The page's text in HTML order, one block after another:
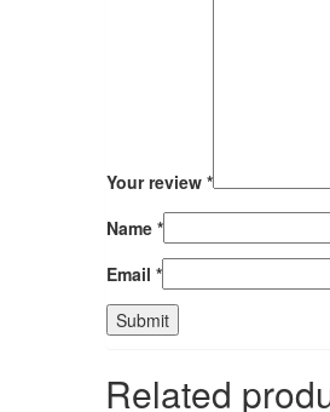
Your review *
Name *
Email *
Related